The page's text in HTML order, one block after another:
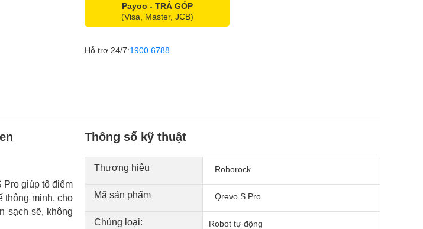
Payoo - TRẢ GÓP
(Visa, Master, JCB)
Hỗ trợ 24/7:1900 6788
Pro giúp tô điểm
thông minh, cho
sạch sẽ, không
Thông số kỹ thuật
Thương hiệu Roborock
Mã sản phẩm Qrevo S Pro
Chủng loại: Robot tự động